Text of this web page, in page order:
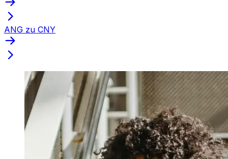
ANG zu CNY